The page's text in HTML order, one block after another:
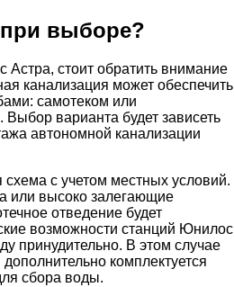
выборе?
стоит обратить внимание
канализация может обеспечить
самотеком или
Выбор варианта будет зависеть
автономной канализации
с учетом местных условий.
или высоко залегающие
отведение будет
возможности станций Юнилос
принудительно. В этом случае
комплектуется
сбора воды.